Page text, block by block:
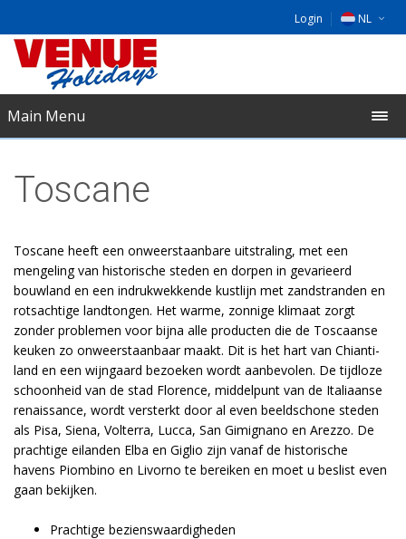
Login NL
UK
Main Menu
Toscane
Toscane heeft een onweerstaanbare uitstraling, met een
mengeling van historische steden en dorpen in gevarieerd
bouwland en een indrukwekkende kustlijn met zandstranden en
rotsachtige landtongen. Het warme, zonnige klimaat zorgt
zonder problemen voor bijna alle producten die de Toscaanse
keuken zo onweerstaanbaar maakt. Dit is het hart van Chianti-
land en een wijngaard bezoeken wordt aanbevolen. De tijdloze
schoonheid van de stad Florence, middelpunt van de Italiaanse
renaissance, wordt versterkt door al even beeldschone steden
als Pisa, Siena, Volterra, Lucca, San Gimignano en Arezzo. De
prachtige eilanden Elba en Giglio zijn vanaf de historische
havens Piombino en Livorno te bereiken en moet u beslist even
gaan bekijken.
Prachtige bezienswaardigheden